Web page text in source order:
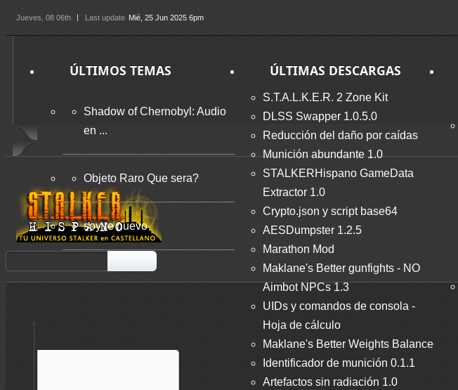
ÚLTIMOS TEMAS
Shadow of Chernobyl: Audio
en ...
Objeto Raro Que sera?
soy re nuevo
ÚLTIMAS DESCARGAS
S.T.A.L.K.E.R. 2 Zone Kit
DLSS Swapper 1.0.5.0
Reducción del daño por caídas
Munición abundante 1.0
STALKERHispano GameData
Extractor 1.0
Crypto.json y script base64
AESDumpster 1.2.5
Marathon Mod
Maklane's Better gunfights - NO
Aimbot NPCs 1.3
UIDs y comandos de consola -
Hoja de cálculo
Maklane's Better Weights Balance
Identificador de munición 0.1.1
Artefactos sin radiación 1.0
Jueves , 08 06th Last update Mié, 25 Jun 2025 6pm